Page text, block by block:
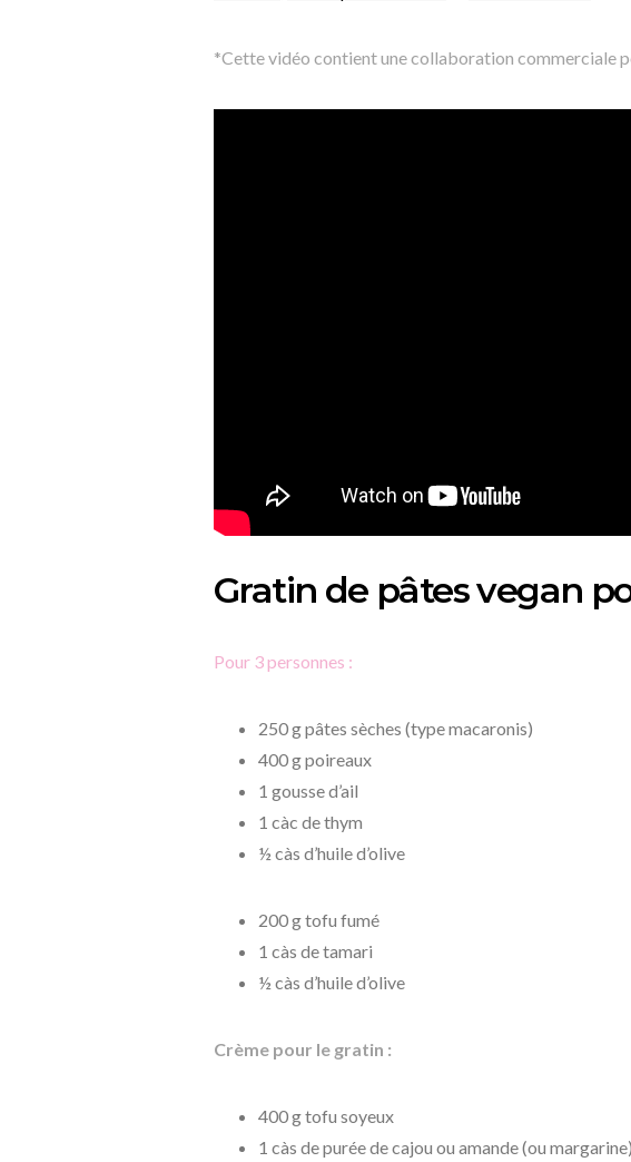
*Cette vidéo contient une collaboration commerciale
Gratin de pâtes vegan
Pour 3 personnes :
250 g pâtes sèches (type macaronis)
400 g poireaux
1 gousse d’ail
1 càc de thym
½ càs d’huile d’olive
200 g tofu fumé
1 càs de tamari
½ càs d’huile d’olive
Crème pour le gratin :
400 g tofu soyeux
1 càs de purée de cajou ou amande (ou margarine)